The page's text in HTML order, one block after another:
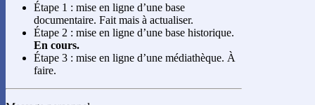
Étape 1 : mise en ligne d’une base
documentaire. Fait mais à actualiser.
Étape 2 : mise en ligne d’une base historique.
En cours.
Étape 3 : mise en ligne d’une médiathèque. À
faire.